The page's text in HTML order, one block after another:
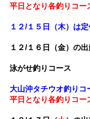
平日となり各釣りコー
１２/１５日 （木）は
１２/１６ 日（金）の
泳がせ釣りコース
大山沖タチウオ釣りコ
平日となり各釣りコー